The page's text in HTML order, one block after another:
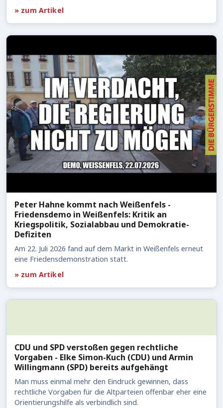
» zum Artikel
Peter Hahne kommt nach Weißenfels -
Friedensdemo in Weißenfels: Kritik an
Kriegspolitik, Sozialabbau und Demokratie-
Defiziten
Am 22. Juli 2026 fand auf dem Markt in Weißenfels erneut
eine Friedensdemonstration statt.
» zum Artikel
CDU und SPD verstoßen gegen rechtliche
Vorgaben - Elke Simon-Kuch (CDU) und Armin
Willingmann (SPD) bereits aufgehängt
Man muss einmal mehr den Eindruck gewinnen, dass
rechtliche Vorgaben für die Altparteien offenbar eher eine
Orientierungshilfe als verbindlich sind.